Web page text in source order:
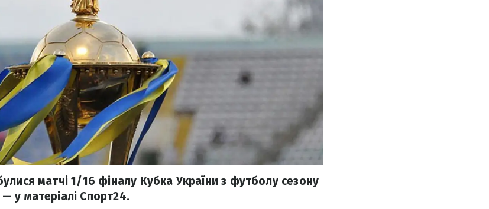
матчі 1/16 фіналу Кубка України з футболу сезону
у матеріалі Спорт24.